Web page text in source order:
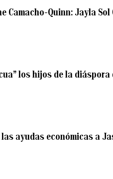
Camacho-Quinn: Jayla Sol
los hijos de la diáspora
ayudas económicas a